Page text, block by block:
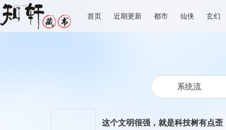
首页 近期更新 都市 仙侠 玄幻
这个文明很强，就是科技树有点歪